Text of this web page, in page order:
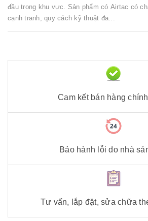
đầu trong khu vực. Sản phẩm có Airtac có
cạnh tranh, quy cách kỹ thuật đa...
Cam kết bán hàng
Bảo hành lỗi do nhà
Tư vấn, lắp đặt, sửa chữa